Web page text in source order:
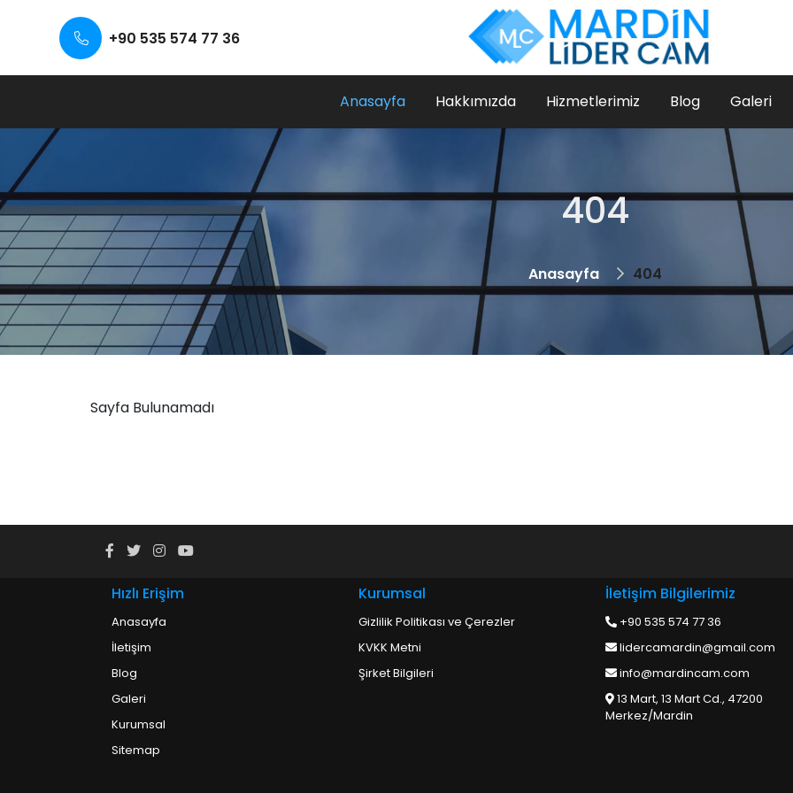
+90 535 574 77 36
Anasayfa Hakkımızda Hizmetlerimiz Blog Galeri
404
Anasayfa 404
Sayfa Bulunamadı
Hızlı Erişim
Anasayfa
İletişim
Blog
Galeri
Kurumsal
Sitemap
Kurumsal
Gizlilik Politikası ve Çerezler
KVKK Metni
Şirket Bilgileri
İletişim Bilgilerimiz
+90 535 574 77 36
lidercamardin@gmail.com
info@mardincam.com
13 Mart, 13 Mart Cd., 47200
Merkez/Mardin